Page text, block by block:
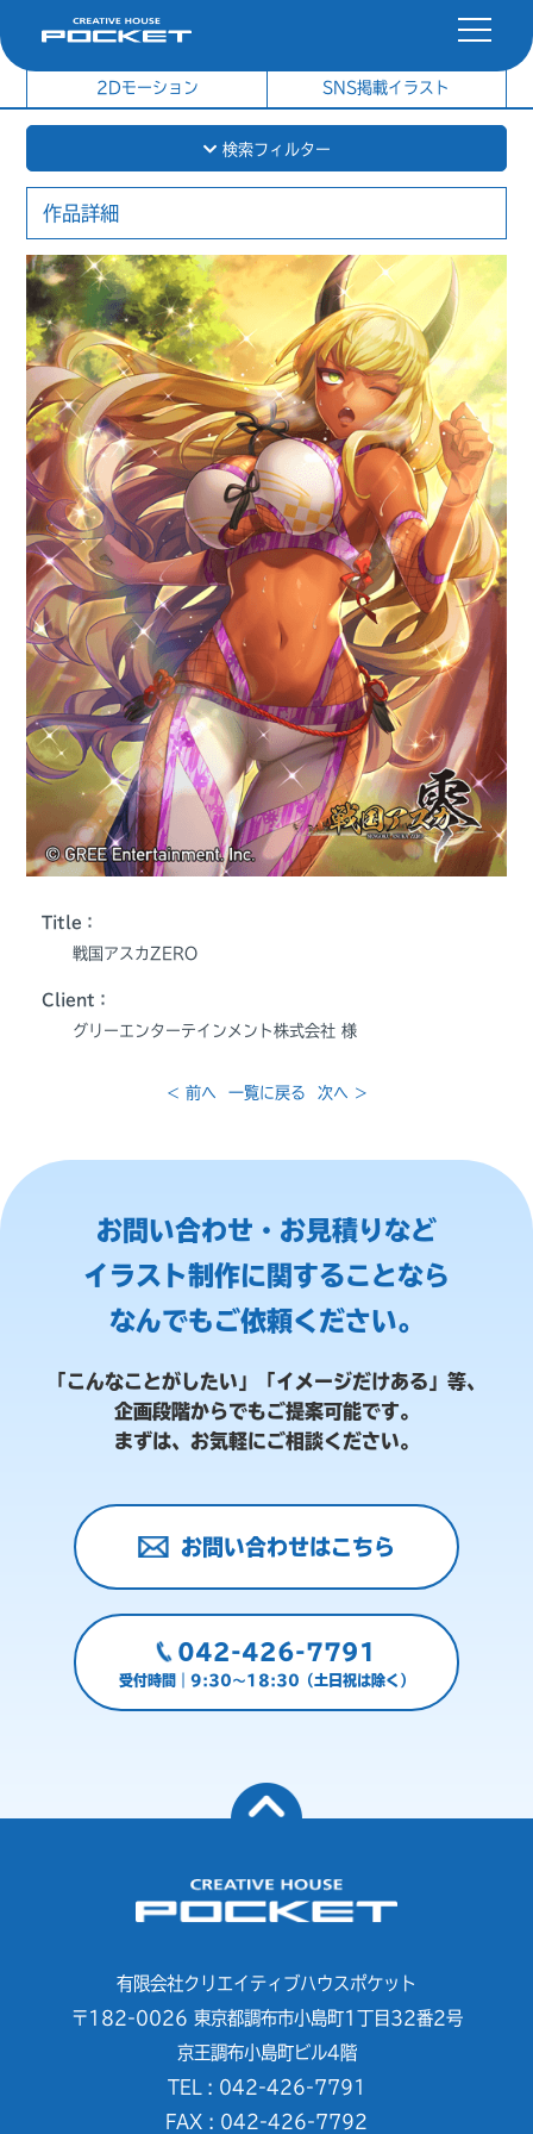
社内制作イラスト
2Dモーション SNS掲載イラスト
検索フィルター
作品詳細
Title：
戦国アスカZERO
Client：
グリーエンターテインメント株式会社 様
< 前へ 一覧に戻る 次へ >
お問い合わせ・お見積りなど
イラスト制作に関することなら
なんでもご依頼ください。
「こんなことがしたい」「イメージだけある」等、
企画段階からでもご提案可能です。
まずは、お気軽にご相談ください。
お問い合わせはこちら
042-426-7791
受付時間｜9:30～18:30（土日祝は除く）
有限会社クリエイティブハウスポケット
〒182-0026 東京都調布市小島町1丁目32番2号
京王調布小島町ビル4階
TEL : 042-426-7791
FAX : 042-426-7792